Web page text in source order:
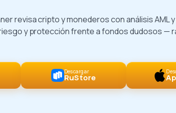
y protección frente a fondos dudosos —
Descargar
RuStore